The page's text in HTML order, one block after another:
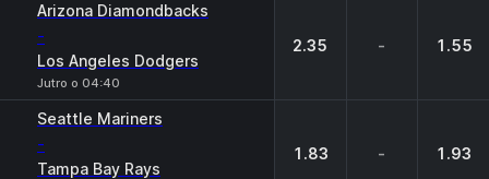
Arizona Diamondbacks
-
Los Angeles Dodgers
Jutro o 04:40
2.35 - 1.55
Seattle Mariners
-
Tampa Bay Rays
1.83 - 1.93